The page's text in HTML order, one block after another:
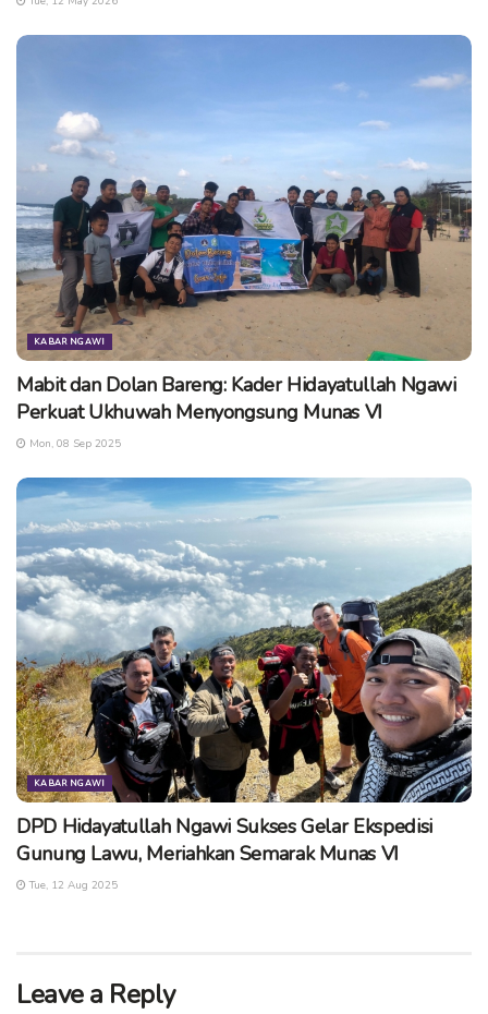
KABAR NGAWI
Mabit dan Dolan Bareng: Kader Hidayatullah Ngawi
Perkuat Ukhuwah Menyongsung Munas VI
Mon, 08 Sep 2025
KABAR NGAWI
DPD Hidayatullah Ngawi Sukses Gelar Ekspedisi
Gunung Lawu, Meriahkan Semarak Munas VI
Tue, 12 Aug 2025
Leave a Reply